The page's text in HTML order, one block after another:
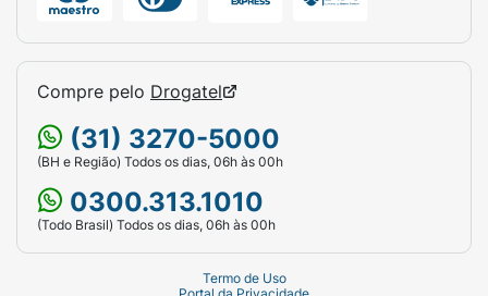
Compre pelo Drogatel
(31) 3270-5000
(BH e Região) Todos os dias, 06h às 00h
0300.313.1010
(Todo Brasil) Todos os dias, 06h às 00h
Termo de Uso